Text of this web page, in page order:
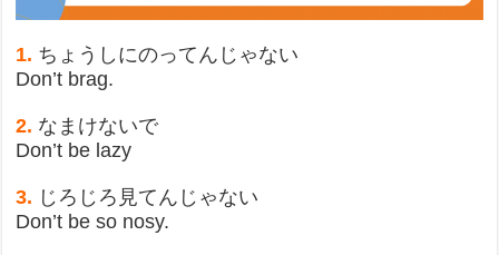
1. ちょうしにのってんじゃない
Don’t brag.
2. なまけないで
Don’t be lazy
3. じろじろ見てんじゃない
Don’t be so nosy.